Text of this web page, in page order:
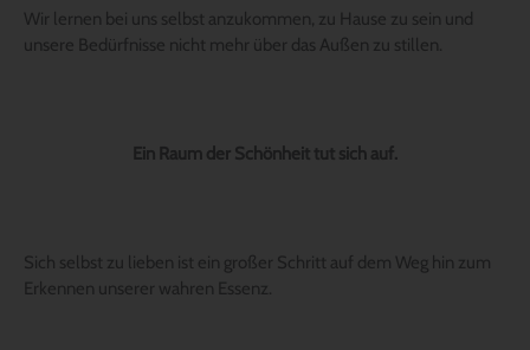
Wir lernen bei uns selbst anzukommen, zu Hause zu sein und
unsere Bedürfnisse nicht mehr über das Außen zu stillen.
Ein Raum der Schönheit tut sich auf.
Sich selbst zu lieben ist ein großer Schritt auf dem Weg hin zum
Erkennen unserer wahren Essenz.